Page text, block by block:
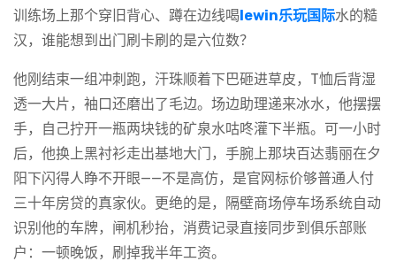
训练场上那个穿旧背心、蹲在边线喝lewin乐玩国际水的糙
汉，谁能想到出门刷卡刷的是六位数？
他刚结束一组冲刺跑，汗珠顺着下巴砸进草皮，T恤后背湿
透一大片，袖口还磨出了毛边。场边助理递来冰水，他摆摆
手，自己拧开一瓶两块钱的矿泉水咕咚灌下半瓶。可一小时
后，他换上黑衬衫走出基地大门，手腕上那块百达翡丽在夕
阳下闪得人睁不开眼——不是高仿，是官网标价够普通人付
三十年房贷的真家伙。更绝的是，隔壁商场停车场系统自动
识别他的车牌，闸机秒抬，消费记录直接同步到俱乐部账
户：一顿晚饭，刷掉我半年工资。